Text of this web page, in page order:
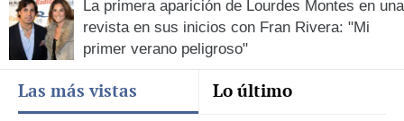
La primera aparición de Lourdes Montes en una
revista en sus inicios con Fran Rivera: "Mi
primer verano peligroso"
Las más vistas Lo último